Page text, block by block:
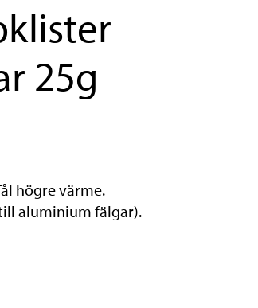
25g
högre värme.
aluminium fälgar).